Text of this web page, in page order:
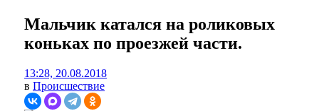
Мальчик катался на роликовых
коньках по проезжей части.
13:28, 20.08.2018
в Происшествие